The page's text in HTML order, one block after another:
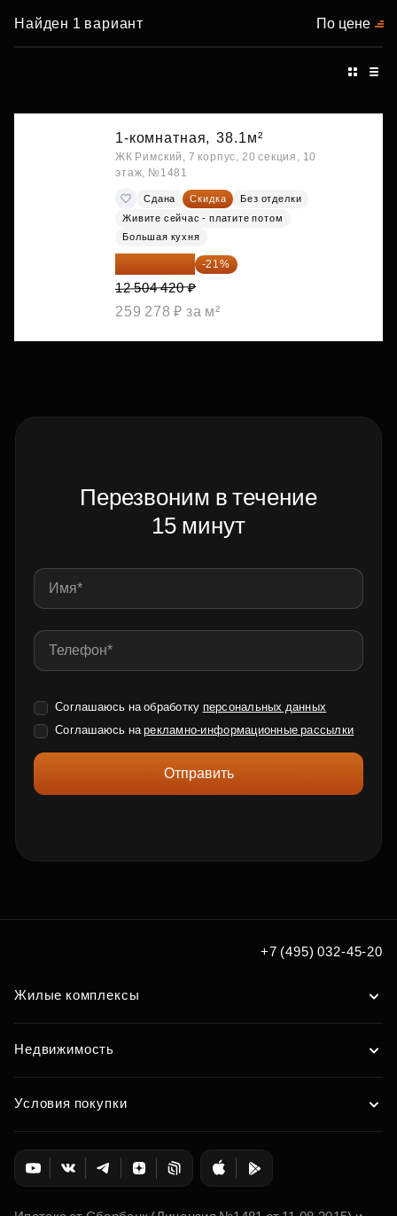
Найден 1 вариант По цене
1-комнатная, 38.1м²
ЖК Римский, 7 корпус, 20 секция, 10
этаж, №1481
Сдана Скидка
Без отделки
Живите сейчас - платите потом
Большая кухня
-21%
12 504 420 ₽
259 278 ₽ за м²
Перезвоним в течение
15 минут
Соглашаюсь на обработку персональных данных
Соглашаюсь нарекламно-информационные рассылки
Отправить
+7 (495) 032-45-20
Жилые комплексы
Недвижимость
Условия покупки